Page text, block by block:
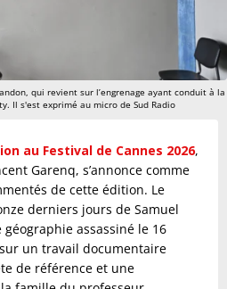
qui revient sur l’engrenage ayant conduit à la
Il s'est exprimé au micro de Sud Radio
au Festival de Cannes 2026,
Garenq, s’annonce comme
de cette édition. Le
derniers jours de Samuel
géographie assassiné le 16
un travail documentaire
de référence et une